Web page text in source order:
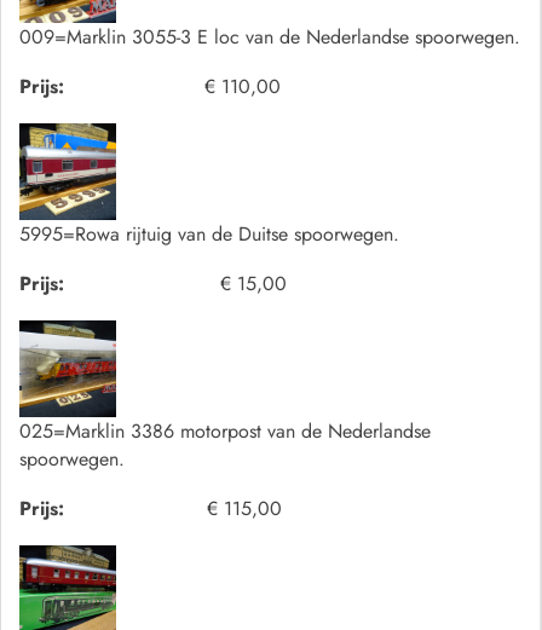
009=Marklin 3055-3 E loc van de Nederlandse spoorwegen.
Prijs:
€ 110,00
5995=Rowa rijtuig van de Duitse spoorwegen.
Prijs:
€ 15,00
025=Marklin 3386 motorpost van de Nederlandse
spoorwegen.
Prijs:
€ 115,00